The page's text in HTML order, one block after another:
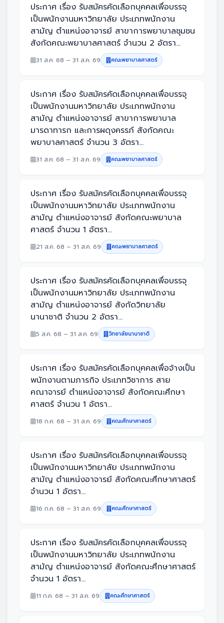
ประกาศ เรื่อง รับสมัครคัดเลือกบุคคลเพื่อบรรจุ
เป็นพนักงานมหาวิทยาลัย ประเภทพนักงาน
สามัญ ตำแหน่งอาจารย์ สาขาการพยาบาลชุมชน
สังกัดคณะพยาบาลศาสตร์ จำนวน 2 อัตรา...
31 ส.ค. 68 – 31 ส.ค. 69 คณะพยาบาลศาสตร์
ประกาศ เรื่อง รับสมัครคัดเลือกบุคคลเพื่อบรรจุ
เป็นพนักงานมหาวิทยาลัย ประเภทพนักงาน
สามัญ ตำแหน่งอาจารย์ สาขาการพยาบาล
มารดาทารก และการผดุงครรภ์ สังกัดคณะ
พยาบาลศาสตร์ จำนวน 3 อัตรา...
31 ส.ค. 68 – 31 ส.ค. 69 คณะพยาบาลศาสตร์
ประกาศ เรื่อง รับสมัครคัดเลือกบุคคลเพื่อบรรจุ
เป็นพนักงานมหาวิทยาลัย ประเภทพนักงาน
สามัญ ตำแหน่งอาจารย์ สังกัดคณะพยาบาล
ศาสตร์ จำนวน 1 อัตรา...
21 ส.ค. 68 – 31 ส.ค. 69 คณะพยาบาลศาสตร์
ประกาศ เรื่อง รับสมัครคัดเลือกบุคคลเพื่อบรรจุ
เป็นพนักงานมหาวิทยาลัย ประเภทพนักงาน
สามัญ ตำแหน่งอาจารย์ สังกัดวิทยาลัย
นานาชาติ จำนวน 2 อัตรา...
5 ส.ค. 68 – 31 ส.ค. 69 วิทยาลัยนานาชาติ
ประกาศ เรื่อง รับสมัครคัดเลือกบุคคลเพื่อจ้างเป็น
พนักงานตามภารกิจ ประเภทวิชาการ สาย
คณาจารย์ ตำแหน่งอาจารย์ สังกัดคณะศึกษา
ศาสตร์ จำนวน 1 อัตรา...
18 ก.ค. 68 – 31 ส.ค. 69 คณะศึกษาศาสตร์
ประกาศ เรื่อง รับสมัครคัดเลือกบุคคลเพื่อบรรจุ
เป็นพนักงานมหาวิทยาลัย ประเภทพนักงาน
สามัญ ตำแหน่งอาจารย์ สังกัดคณะศึกษาศาสตร์
จำนวน 1 อัตรา...
16 ก.ค. 68 – 31 ส.ค. 69 คณะศึกษาศาสตร์
ประกาศ เรื่อง รับสมัครคัดเลือกบุคคลเพื่อบรรจุ
เป็นพนักงานมหาวิทยาลัย ประเภทพนักงาน
สามัญ ตำแหน่งอาจารย์ สังกัดคณะศึกษาศาสตร์
จำนวน 1 อัตรา...
11 ก.ค. 68 – 31 ส.ค. 69 คณะศึกษาศาสตร์